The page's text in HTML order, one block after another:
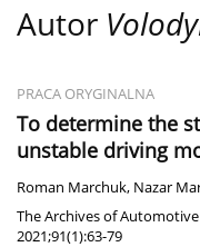
Autor
PRACA ORYGINALNA
To determine the
unstable driving
Roman Marchuk, Nazar
The Archives of
2021;91(1):63-79